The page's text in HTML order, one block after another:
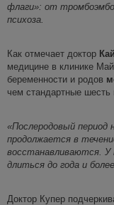
флаги»: от
психоза.
Как отмечает доктор
медицине в клинике
беременности и родов
чем стандартные шесть
«Послеродовый период
продолжается в
восстанавливаются.
длиться до года и
Доктор Купер